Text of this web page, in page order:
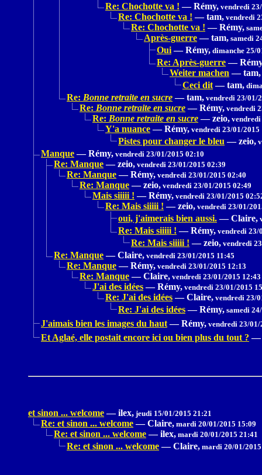
Re: Chochotte va ! — Rémy, vendredi
Re: Chochotte va ! — tam, vendredi
Re: Chochotte va ! — Rémy,
Après-guerre — tam, samedi
Oui — Rémy, dimanche 25/
Re: Après-guerre —
Weiter machen — tam,
Ceci dit — tam,
Re: Bonne retraite en sucre — tam, vendredi 23/01/
Re: Bonne retraite en sucre — Rémy, vendredi
Re: Bonne retraite en sucre — zeio,
Y'a nuance — Rémy, vendredi 23/01/2015
Pistes pour changer le bleu — zeio,
Manque — Rémy, vendredi 23/01/2015 02:10
Re: Manque — zeio, vendredi 23/01/2015 02:39
Re: Manque — Rémy, vendredi 23/01/2015 02:40
Re: Manque — zeio, vendredi 23/01/2015 02:49
Mais siiiii ! — Rémy, vendredi 23/01/2015
Re: Mais siiiii ! — zeio, vendredi 23/01/
oui, j'aimerais bien aussi. — Claire,
Re: Mais siiiii ! — Rémy, vendredi 23/
Re: Mais siiiii ! — zeio, vendredi
Re: Manque — Claire, vendredi 23/01/2015 11:45
Re: Manque — Rémy, vendredi 23/01/2015 12:13
Re: Manque — Claire, vendredi 23/01/2015 12:43
J'ai des idées — Rémy, vendredi 23/01/2015
Re: J'ai des idées — Claire, vendredi 23/
Re: J'ai des idées — Rémy, samedi
J'aimais bien les images du haut — Rémy, vendredi 23/01/
Et Aglaé, elle postait encore ici ou bien plus du tout ? —
et sinon ... welcome — ilex, jeudi 15/01/2015 21:21
Re: et sinon ... welcome — Claire, mardi 20/01/2015 15:09
Re: et sinon ... welcome — ilex, mardi 20/01/2015 21:41
Re: et sinon ... welcome — Claire, mardi 20/01/